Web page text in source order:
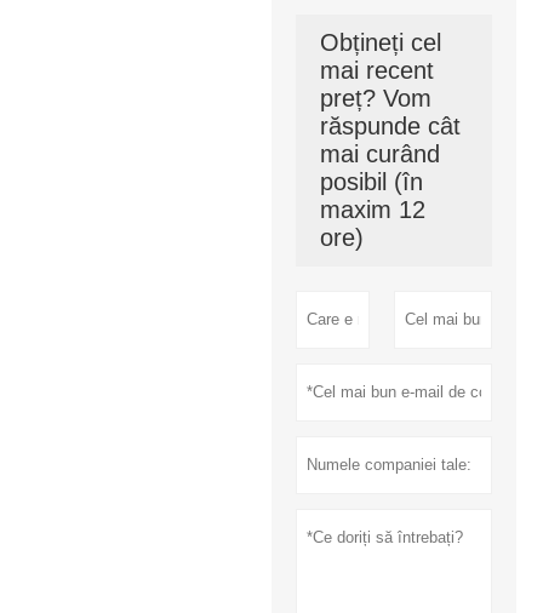
Obțineți cel
mai recent
preț? Vom
răspunde cât
mai curând
posibil (în
maxim 12
ore)